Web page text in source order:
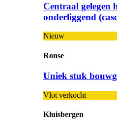
Centraal gelegen
onderliggend
Nieuw
Ronse
Uniek stuk
Vlot verkocht
Kluisbergen